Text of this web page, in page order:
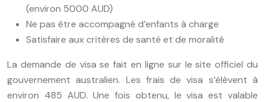
(environ 5000 AUD)
Ne pas être accompagné d’enfants à charge
Satisfaire aux critères de santé et de moralité
La demande de visa se fait en ligne sur le site officiel du
gouvernement australien. Les frais de visa s’élèvent à
environ 485 AUD. Une fois obtenu, le visa est valable